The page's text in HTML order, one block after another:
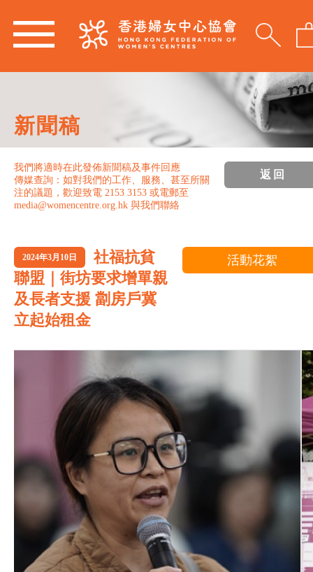
新聞稿
我們將適時在此發佈新聞稿及事件回應
傳媒查詢：如對我們的工作、服務、甚至所關
注的議題，歡迎致電 2153 3153 或電郵至
media@womencentre.org.hk 與我們聯絡
返回
2024年3月10日
社福抗貧
聯盟｜街坊要求增單親
及長者支援 劏房戶冀
立起始租金
活動花絮